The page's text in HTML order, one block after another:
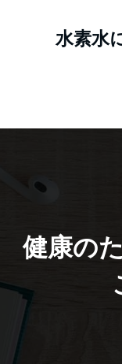
キ
水素水
健康の